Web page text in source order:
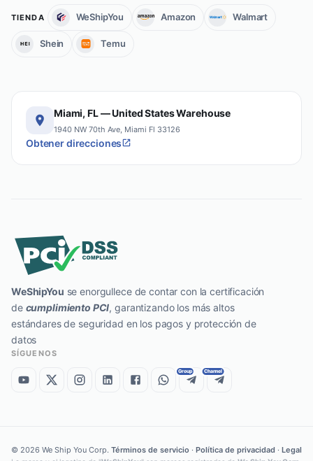
TIENDA WeShipYou Amazon Walmart
Shein Temu
Miami, FL — United States Warehouse
1940 NW 70th Ave, Miami Fl 33126
Obtener direcciones
WeShipYou se enorgullece de contar con la certificación
de cumplimiento PCI, garantizando los más altos
estándares de seguridad en los pagos y protección de
datos
SÍGUENOS
Group Channel
© 2026 We Ship You Corp. Términos de servicio · Política de privacidad · Legal